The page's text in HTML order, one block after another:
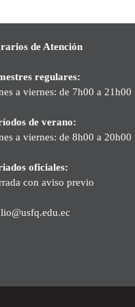
de Atención
regulares:
a viernes: de 7h00 a 21h00
de verano:
a viernes: de 8h00 a 20h00
oficiales:
con aviso previo